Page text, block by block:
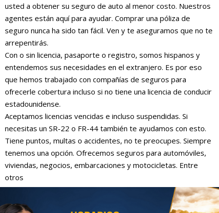
usted a obtener su seguro de auto al menor costo. Nuestros
agentes están aquí para ayudar. Comprar una póliza de
seguro nunca ha sido tan fácil. Ven y te aseguramos que no te
arrepentirás.
Con o sin licencia, pasaporte o registro, somos hispanos y
entendemos sus necesidades en el extranjero. Es por eso
que hemos trabajado con compañías de seguros para
ofrecerle cobertura incluso si no tiene una licencia de conducir
estadounidense.
Aceptamos licencias vencidas e incluso suspendidas. Si
necesitas un SR-22 o FR-44 también te ayudamos con esto.
Tiene puntos, multas o accidentes, no te preocupes. Siempre
tenemos una opción. Ofrecemos seguros para automóviles,
viviendas, negocios, embarcaciones y motocicletas. Entre
otros